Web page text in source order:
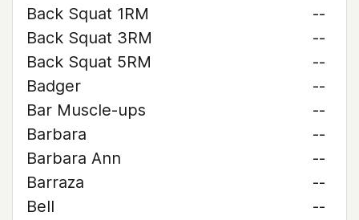
Back Squat 1RM
--
Back Squat 3RM
--
Back Squat 5RM
--
Badger
--
Bar Muscle-ups
--
Barbara
--
Barbara Ann
--
Barraza
--
Bell
--